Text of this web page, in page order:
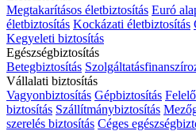
Megtakarításos életbiztosítás Euró
életbiztosítás Kockázati életbiztosítás
Kegyeleti biztosítás
Egészségbiztosítás
Betegbiztosítás
Vállalati biztosítás
Vagyonbiztosítás Gépbiztosítás
biztosítás Szállítmánybiztosítás
szerelés biztosítás Céges